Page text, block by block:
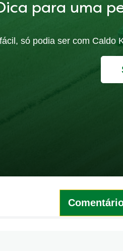
para uma
só podia ser com Caldo